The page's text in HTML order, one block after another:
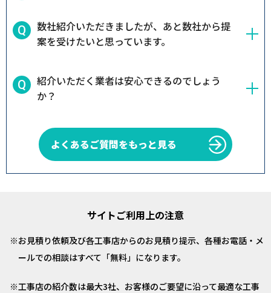
数社紹介いただきましたが、あと数社から提
案を受けたいと思っています。
紹介いただく業者は安心できるのでしょう
か？
よくあるご質問をもっと見る
サイトご利用上の注意
お見積り依頼及び各工事店からのお見積り提示、各種お電話・メ
ールでの相談はすべて「無料」になります。
工事店の紹介数は最大3社、お客様のご要望に沿って最適な工事